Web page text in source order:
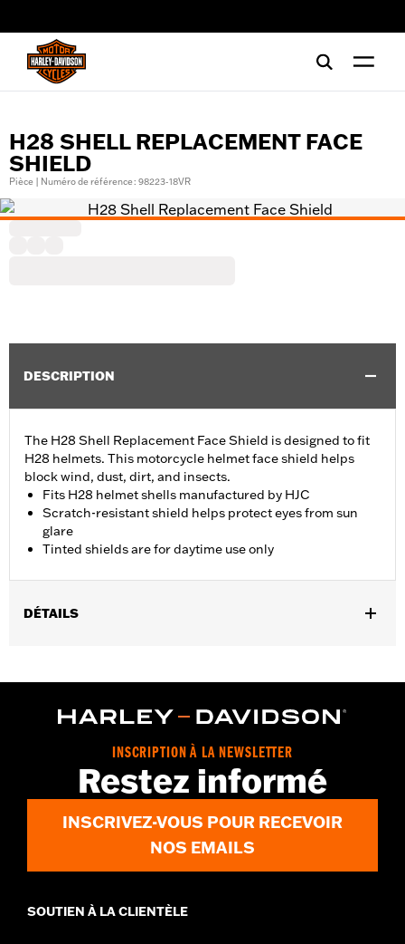
H28 SHELL REPLACEMENT FACE
SHIELD
Pièce | Numéro de référence : 98223-18VR
DESCRIPTION
The H28 Shell Replacement Face Shield is designed to fit
H28 helmets. This motorcycle helmet face shield helps
block wind, dust, dirt, and insects.
Fits H28 helmet shells manufactured by HJC
Scratch-resistant shield helps protect eyes from sun
glare
Tinted shields are for daytime use only
DÉTAILS
Collection:Genuine Motorclothes
d.com/warrantyfor full details
INSCRIPTION À LA NEWSLETTER
Restez informé
INSCRIVEZ-VOUS POUR RECEVOIR
NOS EMAILS
SOUTIEN À LA CLIENTÈLE